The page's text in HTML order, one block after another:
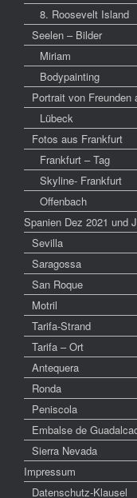
8. Roosevelt Island
Seelen – Bilder
Miriam
Bodypainting
Portrait von Freunden
Lübeck
Fotos aus Frankfurt
Frankfurt – Tag
Skyline- Frankfurt
Offenbach
Spanien Dez 2021 und
Sevilla
Saragossa
San Roque
Motril
Tarifa-Strand
Tarifa – Ort
Antequera
Ronda
Peniscola
Embalse de
Sierra Nevada
Impressum
Datenschutz-Klausel